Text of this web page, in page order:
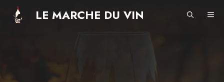
Aller
LE MARCHE DU VIN